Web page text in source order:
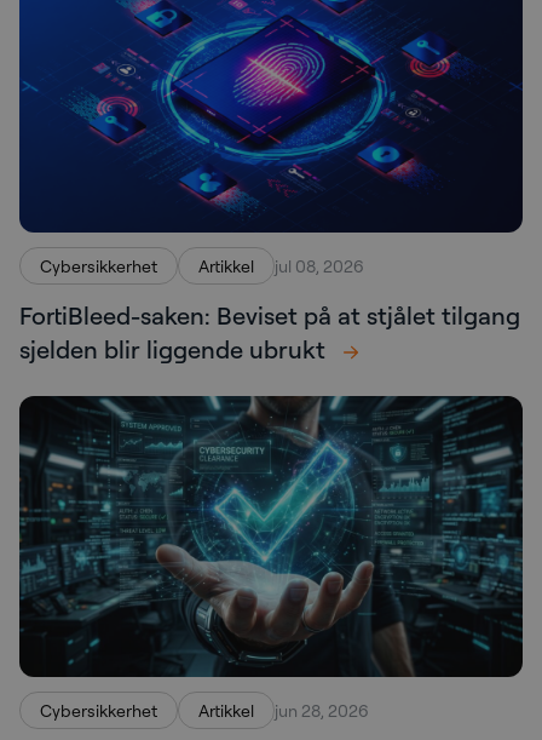
Cybersikkerhet Artikkel jul 08, 2026
FortiBleed-saken: Beviset på at stjålet tilgang
sjelden blir liggende ubrukt
Cybersikkerhet Artikkel jun 28, 2026